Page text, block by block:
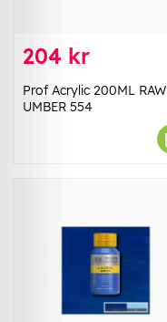
204 kr
Prof Acrylic 200ML RAW
UMBER 554